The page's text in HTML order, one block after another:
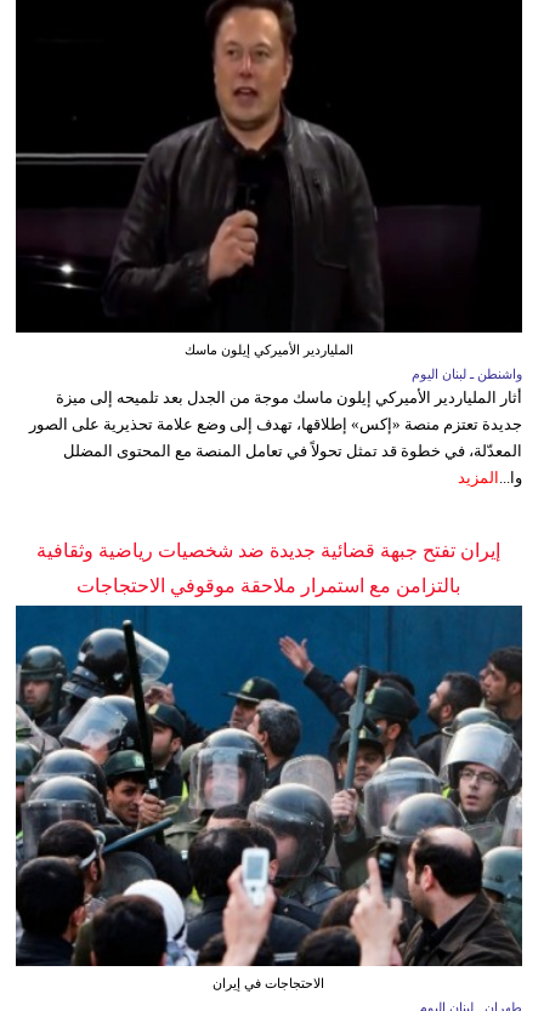
الملياردير الأميركي إيلون ماسك
واشنطن ـ لبنان اليوم
أثار الملياردير الأميركي إيلون ماسك موجة من الجدل بعد تلميحه إلى ميزة
جديدة تعتزم منصة «إكس» إطلاقها، تهدف إلى وضع علامة تحذيرية على الصور
المعدّلة، في خطوة قد تمثل تحولاً في تعامل المنصة مع المحتوى المضلل
وا... المزيد
إيران تفتح جبهة قضائية جديدة ضد شخصيات رياضية وثقافية
بالتزامن مع استمرار ملاحقة موقوفي الاحتجاجات
الاحتجاجات في إيران
طهران ـ لبنان اليوم